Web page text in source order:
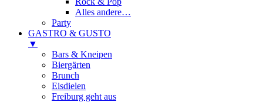
Alles andere…
Party
GASTRO & GUSTO
▼
Bars & Kneipen
Biergärten
Brunch
Eisdielen
Freiburg geht aus